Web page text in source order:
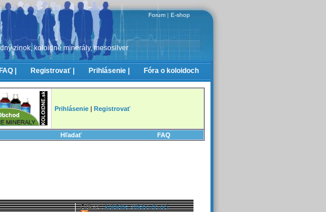
zinok, koloidné minerály, mesosilver
Forum | E-shop
FAQ | Registrovať | Prihlásenie | Fóra o koloidoch
Prihlásenie | Registrovať
Hľadať FAQ
Odkaz :koloidne striebo do oci